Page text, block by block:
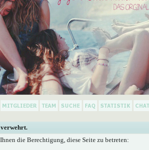
die Berechtigung, diese Seite zu betreten: